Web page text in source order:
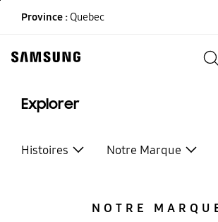
Province : Quebec
Explorer
Histoires Notre Marque
NOTRE